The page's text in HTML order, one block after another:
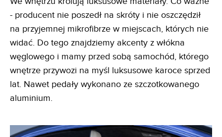
- producent nie poszedł na skróty i nie oszczędził
na przyjemnej mikrofibrze w miejscach, których nie
widać. Do tego znajdziemy akcenty z włókna
węglowego i mamy przed sobą samochód, którego
wnętrze przywozi na myśl luksusowe karoce sprzed
lat. Nawet pedały wykonano ze szczotkowanego
aluminium.